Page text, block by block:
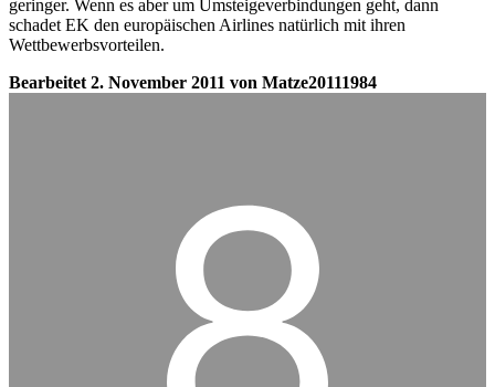
geringer. Wenn es aber um Umsteigeverbindungen geht, dann
schadet EK den europäischen Airlines natürlich mit ihren
Wettbewerbsvorteilen.
Bearbeitet2. November 2011 von Matze20111984